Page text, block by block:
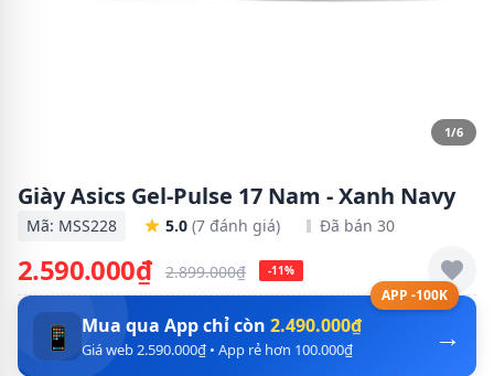
1/6
Giày Asics Gel-Pulse 17 Nam - Xanh Navy
Mã: MSS228 5.0 (7 đánh giá) Đã bán 30
2.590.000₫ 2.899.000₫ -11%
APP -100K
→
📱 Mua qua App chỉ còn 2.490.000₫
Giá web 2.590.000₫ • App rẻ hơn 100.000₫